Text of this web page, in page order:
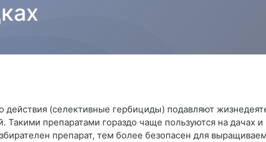
действия (селективные гербициды) подавляют
Такими препаратами гораздо чаще пользуются на дачах и
препарат, тем более безопасен для